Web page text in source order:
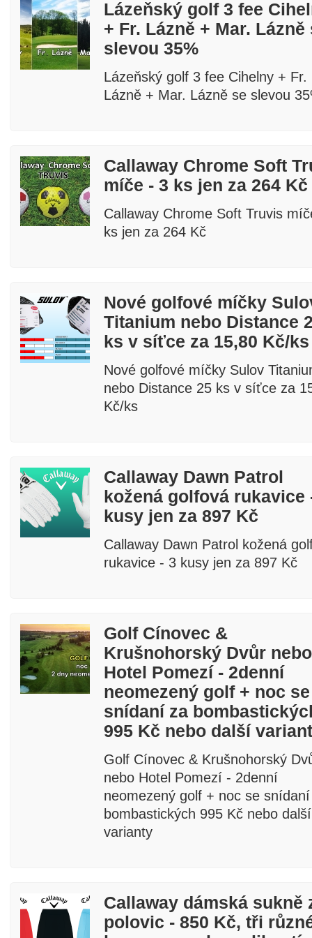
fee a golf
Lázeňský golf 3 fee
+ Fr. Lázně + Mar. Lázně
slevou 35%
Lázeňský golf 3 fee Cihelny + Fr.
Lázně + Mar. Lázně se slevou
Callaway Chrome Soft
míče - 3 ks jen za 264 Kč
Callaway Chrome Soft Truvis
ks jen za 264 Kč
Nové golfové míčky
Titanium nebo Distance
ks v síťce za 15,80 Kč/ks
Nové golfové míčky Sulov
nebo Distance 25 ks v síťce za
Kč/ks
Callaway Dawn Patrol
kožená golfová rukavice
kusy jen za 897 Kč
Callaway Dawn Patrol kožená
rukavice - 3 kusy jen za 897 Kč
Golf Cínovec &
Krušnohorský Dvůr nebo
Hotel Pomezí - 2denní
neomezený golf + noc se
snídaní za
995 Kč nebo další
Golf Cínovec & Krušnohorský
nebo Hotel Pomezí - 2denní
neomezený golf + noc se
bombastických 995 Kč nebo další
varianty
Callaway dámská sukně
polovic - 850 Kč, tři